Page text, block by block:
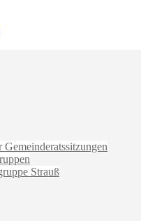
Gemeinderatssitzungen
Strauß